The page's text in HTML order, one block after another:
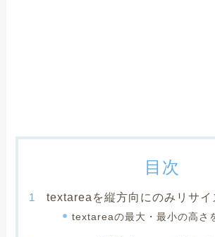
目次
textareaを縦方向にのみリサイ
textareaの最大・最小の高さ